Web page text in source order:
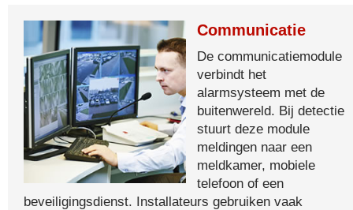
Communicatie
De communicatiemodule
verbindt het
alarmsysteem met de
buitenwereld. Bij detectie
stuurt deze module
meldingen naar een
meldkamer, mobiele
telefoon of een
beveiligingsdienst. Installateurs gebruiken vaak